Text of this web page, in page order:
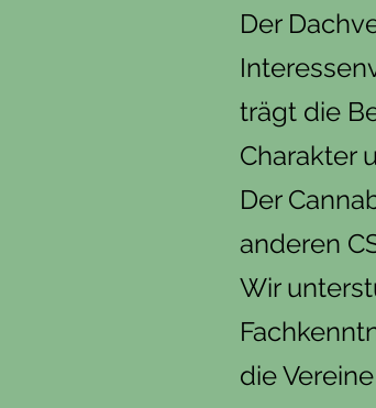
Der
trägt die
Charakter
Der
anderen
Wir
die